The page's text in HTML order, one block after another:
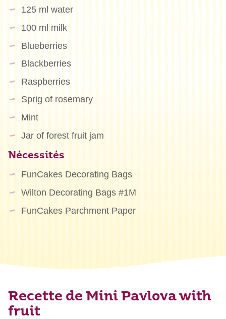
125 ml water
100 ml milk
Blueberries
Blackberries
Raspberries
Sprig of rosemary
Mint
Jar of forest fruit jam
Nécessités
FunCakes Decorating Bags
Wilton Decorating Bags #1M
FunCakes Parchment Paper
Recette de Mini Pavlova with
fruit